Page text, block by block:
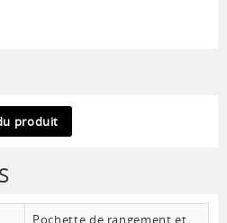
produit
Pochette de rangement et